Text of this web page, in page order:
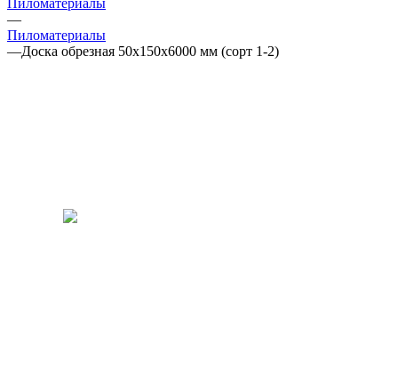
—
Пиломатериалы
—Доска обрезная 50x150x6000 мм (сорт 1-2)